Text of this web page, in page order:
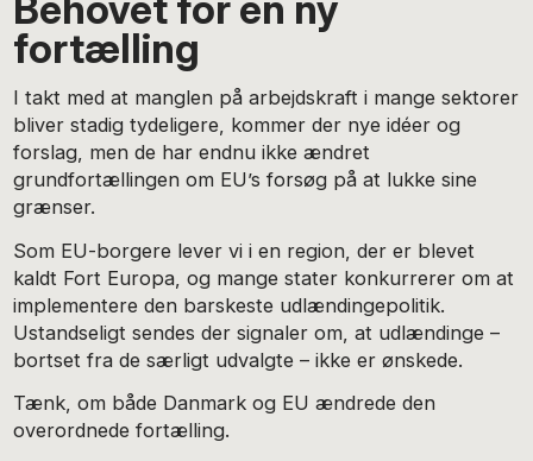
fortælling
I takt med at manglen på arbejdskraft i mange sektorer
bliver stadig tydeligere, kommer der nye idéer og
forslag, men de har endnu ikke ændret
grundfortællingen om EU’s forsøg på at lukke sine
grænser.
Som EU-borgere lever vi i en region, der er blevet
kaldt Fort Europa, og mange stater konkurrerer om at
implementere den barskeste udlændingepolitik.
Ustandseligt sendes der signaler om, at udlændinge –
bortset fra de særligt udvalgte – ikke er ønskede.
Tænk, om både Danmark og EU ændrede den
overordnede fortælling.